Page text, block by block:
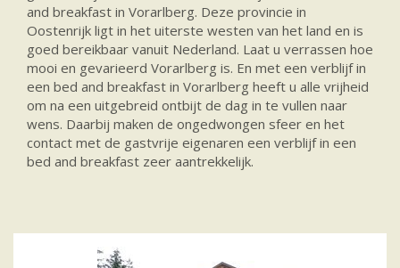
and breakfast in Vorarlberg. Deze provincie in
Oostenrijk ligt in het uiterste westen van het land en is
goed bereikbaar vanuit Nederland. Laat u verrassen hoe
mooi en gevarieerd Vorarlberg is. En met een verblijf in
een bed and breakfast in Vorarlberg heeft u alle vrijheid
om na een uitgebreid ontbijt de dag in te vullen naar
wens. Daarbij maken de ongedwongen sfeer en het
contact met de gastvrije eigenaren een verblijf in een
bed and breakfast zeer aantrekkelijk.